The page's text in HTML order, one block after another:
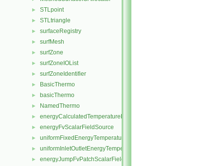
► STLpoint
► STLtriangle
► surfaceRegistry
► surfMesh
► surfZone
► surfZoneIOList
► surfZoneIdentifier
► BasicThermo
► basicThermo
► NamedThermo
► energyCalculatedTemperatureFvScalarFieldSource
► energyFvScalarFieldSource
► uniformFixedEnergyTemperatureFvScalarFieldSource
► uniformInletOutletEnergyTemperatureFvScalarFieldSource
► energyJumpFvPatchScalarField